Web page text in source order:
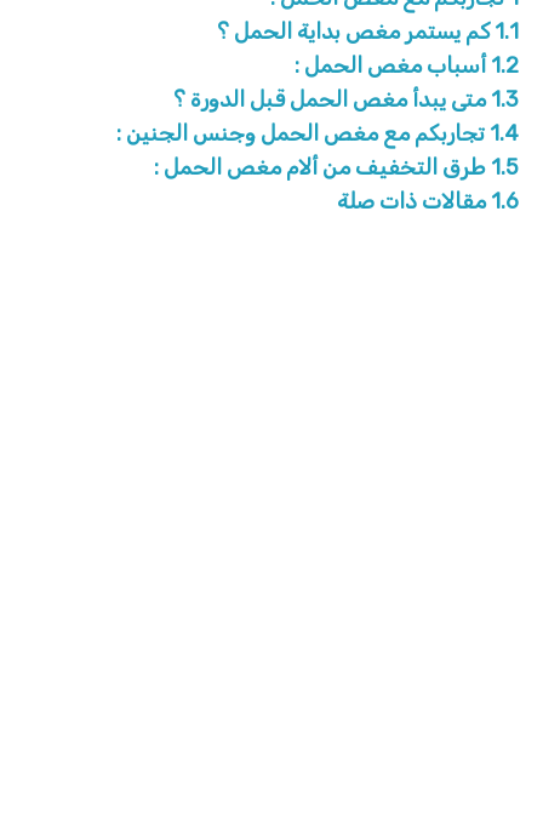
1.1 كم يستمر مغص بداية الحمل ؟
1.2 أسباب مغص الحمل :
1.3 متى يبدأ مغص الحمل قبل الدورة ؟
1.4 تجاربكم مع مغص الحمل وجنس الجنين :
1.5 طرق التخفيف من ألام مغص الحمل :
1.6 مقالات ذات صلة